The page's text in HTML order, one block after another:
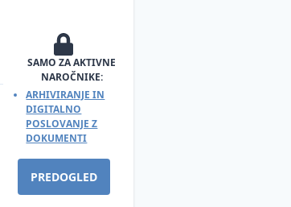
SAMO ZA AKTIVNE
NAROČNIKE:
ARHIVIRANJE IN
DIGITALNO
POSLOVANJE Z
DOKUMENTI
PREDOGLED